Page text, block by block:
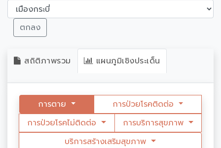
ตกลง
สถิติภาพรวม แผนภูมิเชิงประเด็น
การตาย
การป่วยโรคติดต่อ
การป่วยโรคไม่ติดต่อ
การบริการสุขภาพ
บริการสร้างเสริมสุขภาพ